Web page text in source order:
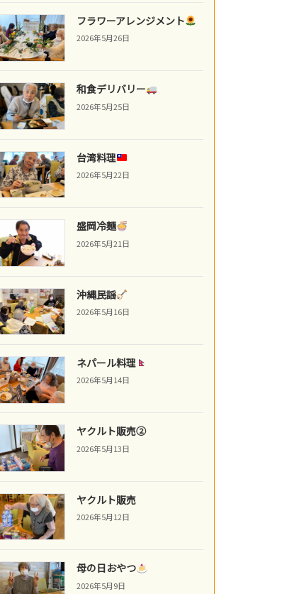
フラワーアレンジメント
2026年5月26日
和食デリバリー
2026年5月25日
台湾料理
2026年5月22日
盛岡冷麺
2026年5月21日
沖縄民謡
2026年5月16日
ネパール料理
2026年5月14日
ヤクルト販売②
2026年5月13日
ヤクルト販売
2026年5月12日
母の日おやつ
2026年5月9日